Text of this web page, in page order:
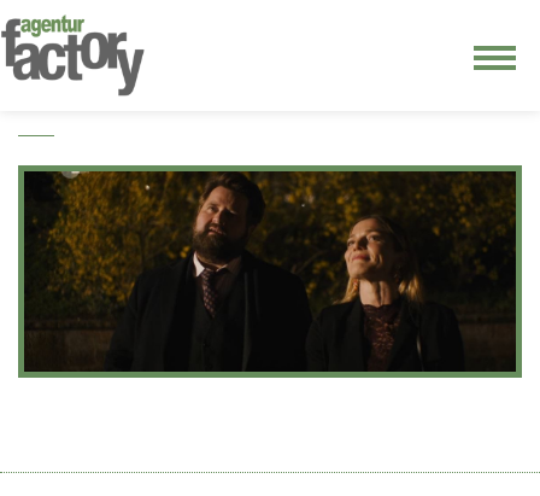
kontakt